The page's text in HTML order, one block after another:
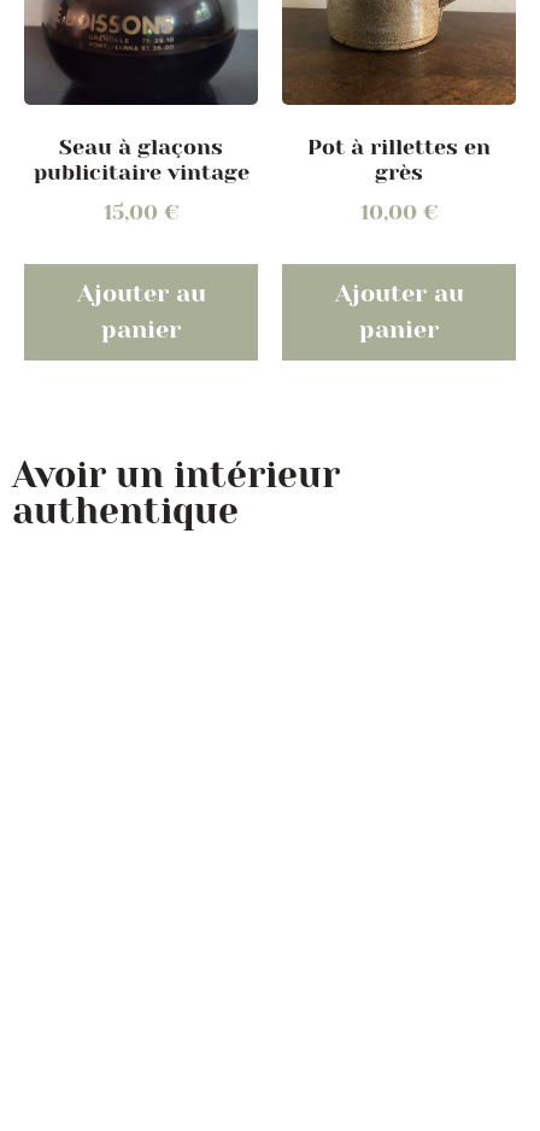
Seau à glaçons
publicitaire vintage
15,00 €
Ajouter au
panier
Pot à rillettes en
grès
10,00 €
Ajouter au
panier
Avoir un intérieur
authentique